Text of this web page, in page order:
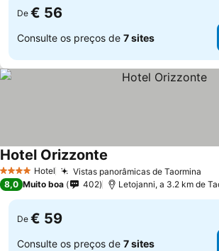
De € 56
Consulte os preços de 7 sites
4 EstrelasHotel Vistas panorâmicas de Taormina
Hotel Orizzonte
8,0 Muito boa 402 Letojanni, a 3.2 km de
De € 59
Consulte os preços de 7 sites